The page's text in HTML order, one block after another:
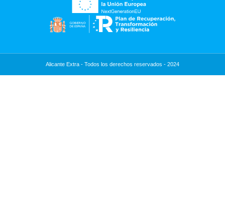
Alicante Extra - Todos los derechos reservados - 2024